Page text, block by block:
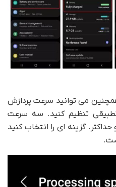
می توانید سرعت پردازش
تطبیقی تنظیم کنید. سه سرعت
گزینه ای را انتخاب کنید